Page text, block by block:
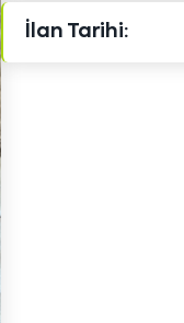
İlan Tarihi: